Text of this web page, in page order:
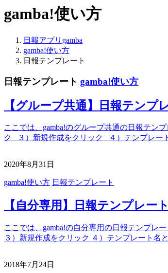
gamba!使い方
日報アプリgamba
gamba!使い方
日報テンプレート
日報テンプレート gamba!使い方
【グループ共通】日報テンプ
ここでは、gamba!のグループ共通の日報テン
ク ３）新規作成をクリック ４）テンプレー
2020年8月31日
gamba!使い方 日報テンプレート
【自分専用】日報テンプレー
ここでは、gamba!の自分専用の日報テンプレ
３）新規作成をクリック ４）テンプレート名
2018年7月24日